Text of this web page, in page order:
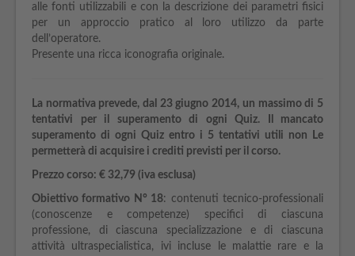
alle fonti utilizzabili e con la descrizione dei parametri fisici
per un approccio pratico al loro utilizzo da parte
dell’operatore.
Presente una ricca iconografia originale.
La normativa prevede, dal 23 giugno 2014, un massimo di 5
tentativi per il superamento di ogni Quiz. Il mancato
superamento di ogni Quiz entro i 5 tentativi utili non Le
permetterà di acquisire i crediti previsti per il corso.
Prezzo corso: € 32,79 (iva esclusa)
Obiettivo formativo N° 18: contenuti tecnico-professionali
(conoscenze e competenze) specifici di ciascuna
professione, di ciascuna specializzazione e di ciascuna
attività ultraspecialistica, ivi incluse le malattie rare e la